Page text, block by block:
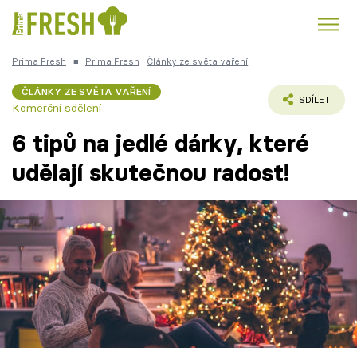
Česká kuchyně
Témata
Recepty
Články
TV Program
Prima Fresh ■ Prima Fresh Články ze světa vaření
ČLÁNKY ZE SVĚTA VAŘENÍ
Komerční sdělení
SDÍLET
6 tipů na jedlé dárky, které
udělají skutečnou radost!